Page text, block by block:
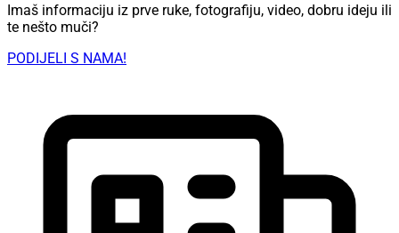
Imaš informaciju iz prve ruke, fotografiju, video, dobru ideju ili
te nešto muči?
PODIJELI S NAMA!